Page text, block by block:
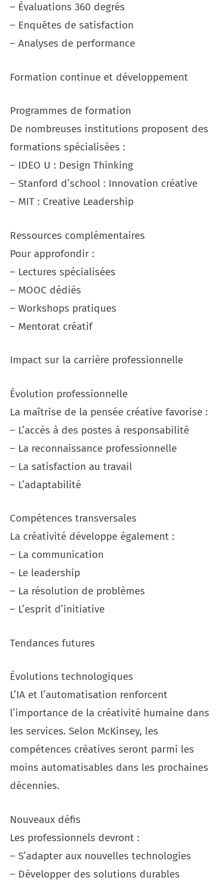
– Évaluations 360 degrés
– Enquêtes de satisfaction
– Analyses de performance
Formation continue et développement
Programmes de formation
De nombreuses institutions proposent des
formations spécialisées :
– IDEO U : Design Thinking
– Stanford d’school : Innovation créative
– MIT : Creative Leadership
Ressources complémentaires
Pour approfondir :
– Lectures spécialisées
– MOOC dédiés
– Workshops pratiques
– Mentorat créatif
Impact sur la carrière professionnelle
Évolution professionnelle
La maîtrise de la pensée créative favorise :
– L’accès à des postes à responsabilité
– La reconnaissance professionnelle
– La satisfaction au travail
– L’adaptabilité
Compétences transversales
La créativité développe également :
– La communication
– Le leadership
– La résolution de problèmes
– L’esprit d’initiative
Tendances futures
Évolutions technologiques
L’IA et l’automatisation renforcent
l’importance de la créativité humaine dans
les services. Selon McKinsey, les
compétences créatives seront parmi les
moins automatisables dans les prochaines
décennies.
Nouveaux défis
Les professionnels devront :
– S’adapter aux nouvelles technologies
– Développer des solutions durables